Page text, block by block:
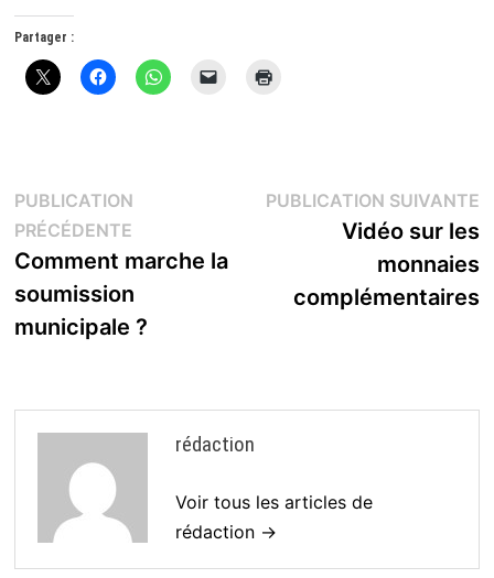
Partager :
Navigation
de
l’article
PUBLICATION
PRÉCÉDENTEPublication
précédente :
Comment marche la
soumission
municipale ?
PUBLICATION SUIVANTE
Vidéo sur les
monnaies
complémentaires
rédaction
Voir tous les articles de
rédaction →